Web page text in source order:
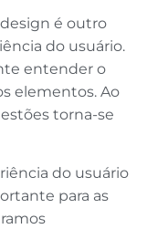
é outro
do usuário.
entender o
elementos. Ao
torna-se
do usuário
para as